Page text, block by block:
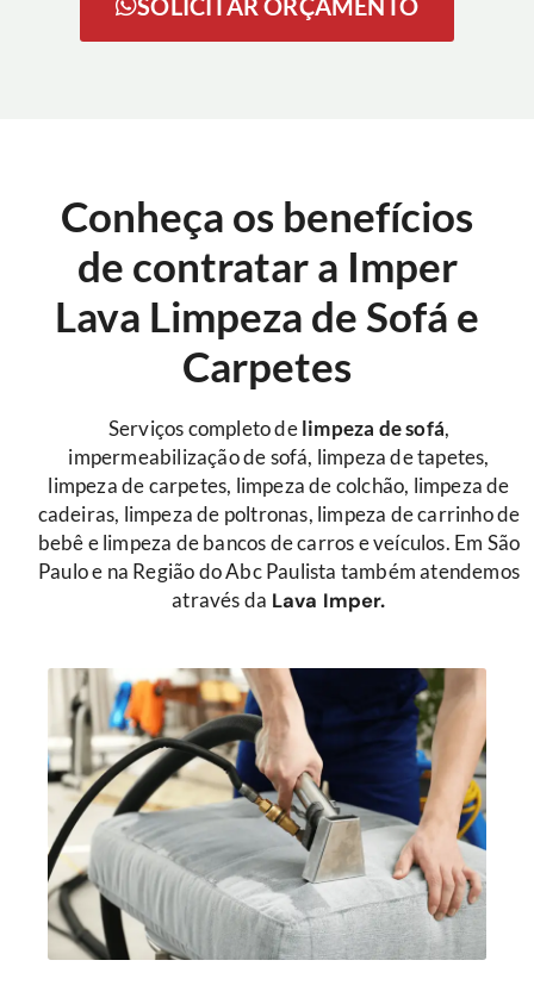
Conheça os benefícios
de contratar a Imper
Lava Limpeza de Sofá e
Carpetes
Serviços completo de limpeza de sofá,
impermeabilização de sofá, limpeza de tapetes,
limpeza de carpetes, limpeza de colchão, limpeza de
cadeiras, limpeza de poltronas, limpeza de carrinho de
bebê e limpeza de bancos de carros e veículos. Em São
Paulo e na Região do Abc Paulista também atendemos
através da Lava Imper.